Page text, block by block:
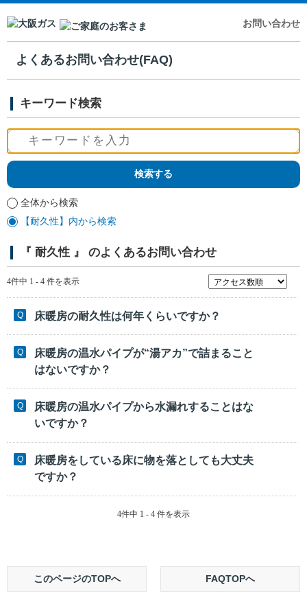
お問い合わせ
よくあるお問い合わせ(FAQ)
キーワード検索
全体から検索
【耐久性】内から検索
『 耐久性 』 のよくあるお問い合わせ
4件中 1 - 4 件を表示
床暖房の耐久性は何年くらいですか？
床暖房の温水パイプが“湯アカ”で詰まること
はないですか？
床暖房の温水パイプから水漏れすることはな
いですか？
床暖房をしている床に物を落としても大丈夫
ですか？
4件中 1 - 4 件を表示
このページのTOPへ FAQTOPへ